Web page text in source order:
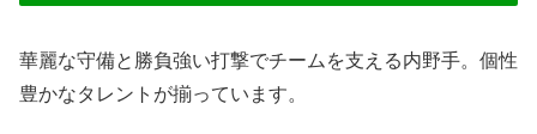
華麗な守備と勝負強い打撃でチームを支える内野手。個性
豊かなタレントが揃っています。